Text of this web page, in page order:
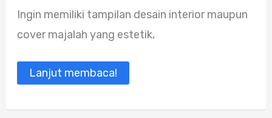
Ingin memiliki tampilan desain interior maupun
cover majalah yang estetik,
dan
Harga
Terjangkau
Lanjut membaca!